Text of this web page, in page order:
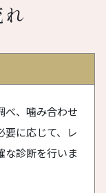
べ、噛み合わせ
要に応じて、レ
な診断を行いま